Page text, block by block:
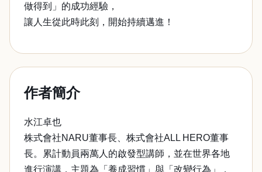
做得到」的成功經驗，
讓人生從此時此刻，開始持續邁進！
作者簡介
水江卓也
株式會社NARU董事長、株式會社ALL HERO董事
長。累計動員兩萬人的啟發型講師，並在世界各地
進行演講，主題為「養成習慣」與「改變行為」，